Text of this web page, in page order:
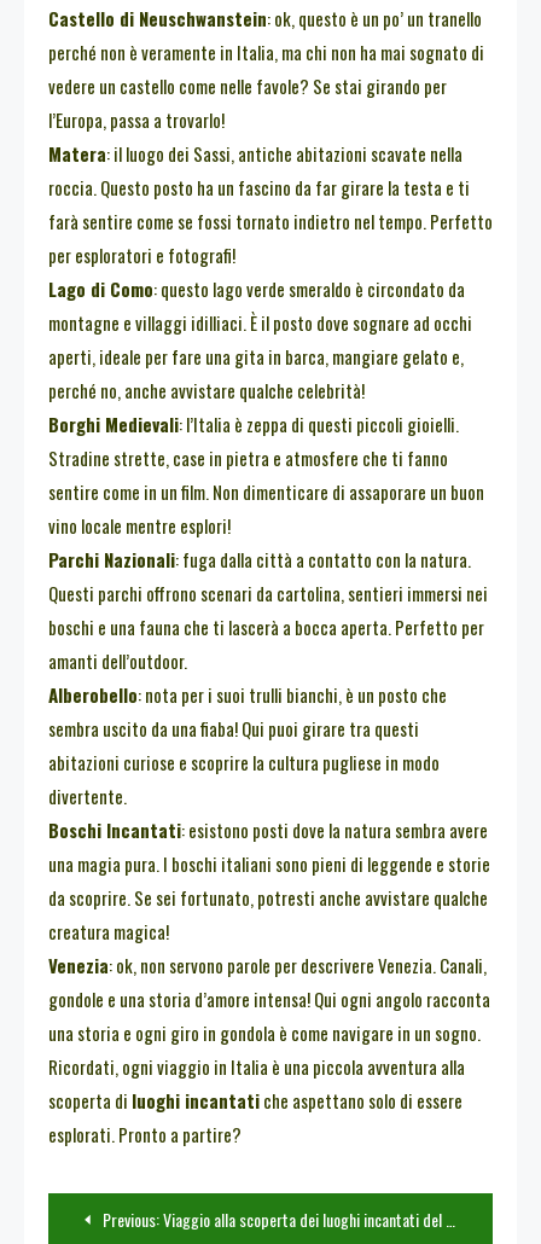
Castello di Neuschwanstein: ok, questo è un po’ un tranello
perché non è veramente in Italia, ma chi non ha mai sognato di
vedere un castello come nelle favole? Se stai girando per
l’Europa, passa a trovarlo!
Matera: il luogo dei Sassi, antiche abitazioni scavate nella
roccia. Questo posto ha un fascino da far girare la testa e ti
farà sentire come se fossi tornato indietro nel tempo. Perfetto
per esploratori e fotografi!
Lago di Como: questo lago verde smeraldo è circondato da
montagne e villaggi idilliaci. È il posto dove sognare ad occhi
aperti, ideale per fare una gita in barca, mangiare gelato e,
perché no, anche avvistare qualche celebrità!
Borghi Medievali: l’Italia è zeppa di questi piccoli gioielli.
Stradine strette, case in pietra e atmosfere che ti fanno
sentire come in un film. Non dimenticare di assaporare un buon
vino locale mentre esplori!
Parchi Nazionali: fuga dalla città a contatto con la natura.
Questi parchi offrono scenari da cartolina, sentieri immersi nei
boschi e una fauna che ti lascerà a bocca aperta. Perfetto per
amanti dell’outdoor.
Alberobello: nota per i suoi trulli bianchi, è un posto che
sembra uscito da una fiaba! Qui puoi girare tra questi
abitazioni curiose e scoprire la cultura pugliese in modo
divertente.
Boschi Incantati: esistono posti dove la natura sembra avere
una magia pura. I boschi italiani sono pieni di leggende e storie
da scoprire. Se sei fortunato, potresti anche avvistare qualche
creatura magica!
Venezia: ok, non servono parole per descrivere Venezia. Canali,
gondole e una storia d’amore intensa! Qui ogni angolo racconta
una storia e ogni giro in gondola è come navigare in un sogno.
Ricordati, ogni viaggio in Italia è una piccola avventura alla
scoperta di luoghi incantatiche aspettano solo di essere
esplorati. Pronto a partire?
Navigazione
Previous:Viaggio alla scoperta dei luoghi incantati del mondo